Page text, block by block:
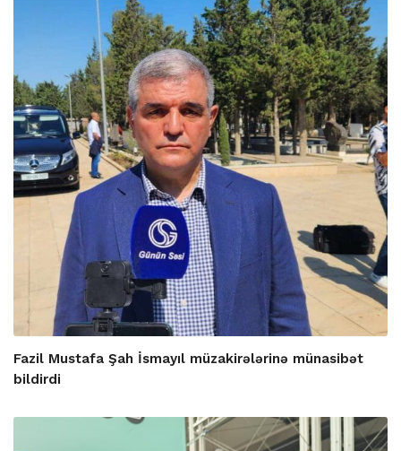
Fazil Mustafa Şah İsmayıl müzakirələrinə münasibət
bildirdi